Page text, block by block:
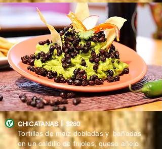
CHICATANAS l $280
Tortillas de maíz dobladas y bañadas
en un caldillo de frijoles, queso añejo